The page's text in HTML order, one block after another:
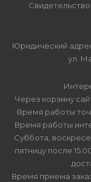
Юридический
ул.
Через корзину
Время работы
Время работы
Суббота,
пятницу после
Время приема